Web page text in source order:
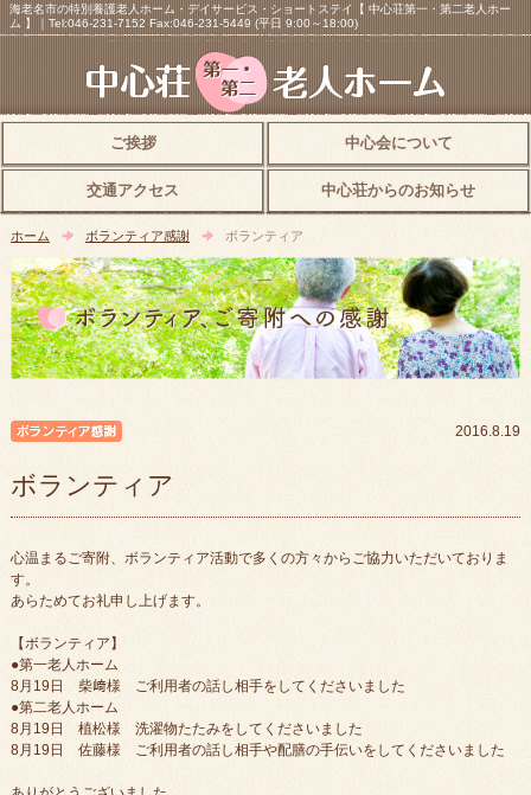
海老名市の特別養護老人ホーム・デイサービス・ショートステイ【 中心荘第一・第二老人ホー
ム 】｜Tel:046-231-7152 Fax:046-231-5449 (平日 9:00～18:00)
ご挨拶 中心会について
交通アクセス 中心荘からのお知らせ
ホーム ボランティア感謝 ボランティア
2016.8.19
ボランティア
心温まるご寄附、ボランティア活動で多くの方々からご協力いただいておりま
す。
あらためてお礼申し上げます。
【ボランティア】
●第一老人ホーム
8月19日 柴﨑様 ご利用者の話し相手をしてくださいました
●第二老人ホーム
8月19日 植松様 洗濯物たたみをしてくださいました
8月19日 佐藤様 ご利用者の話し相手や配膳の手伝いをしてくださいました